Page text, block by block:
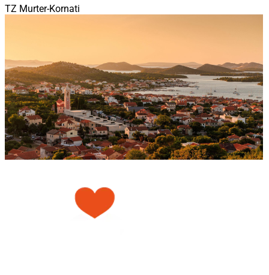
TZ Murter-Kornati